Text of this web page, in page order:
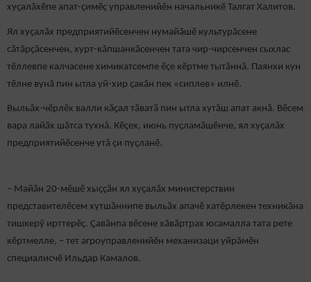
хуҫалӑхӗпе апат-çимӗç управленийӗн начальникӗ Талгат Халитов.
Ял хуҫалӑх предприятийӗсенчен нумайӑшӗ культурăсене
сӑтӑрҫӑсенчен, хурт-кăпшанкăсенчен тата чир-чирсенчен сыхлас
тӗллевпе калчасене химикатсемпе ӗçе кӗртме тытӑннӑ. Паянхи кун
тӗлне вунӑ пин ытла уй-хир ҫакӑн пек «сиплев» илнӗ.
Выльăх-чӗрлӗх валли кӑҫал тӑватӑ пин ытла хутăш апат акнӑ. Вӗсем
вара лайӑх шăтса тухнă. Кӗҫех, июнь пуҫламӑшӗнче, ял хуҫалӑх
предприятийӗсенче утă çи пуҫланӗ.
– Майӑн 20-мӗшӗ хыҫҫӑн ял хуҫалӑх министерствин
представителӗсем хутшӑннипе выльӑх апачӗ хатӗрлекен техникăна
тишкерӳ ирттерӗҫ. Ҫавӑнпа вӗсене хӑвӑртрах юсамалла тата рете
кӗртмелле, – тет агроуправленийӗн механизаци уйрăмӗн
специалисчӗ Ильдар Камалов.